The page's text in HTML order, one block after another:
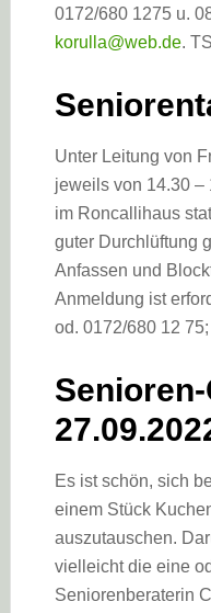
0172/680 1275 u.
korulla@web.de. TS
Unter Leitung von
jeweils von 14.30 –
im Roncallihaus
guter Durchlüftung
Anfassen und
Anmeldung ist
od. 0172/680 12
Es ist schön, sich
einem Stück
auszutauschen.
vielleicht die eine
Seniorenberaterin